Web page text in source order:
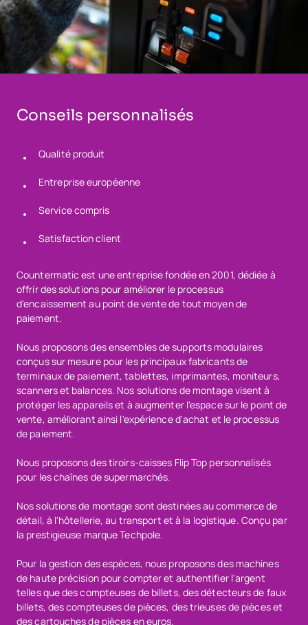
Conseils personnalisés
Qualité produit
Entreprise européenne
Service compris
Satisfaction client
Countermatic est une entreprise fondée en 2001, dédiée à
offrir des solutions pour améliorer le processus
d'encaissement au point de vente de tout moyen de
paiement.
Nous proposons des ensembles de supports modulaires
conçus sur mesure pour les principaux fabricants de
terminaux de paiement, tablettes, imprimantes, moniteurs,
scanners et balances. Nos solutions de montage visent à
protéger les appareils et à augmenter l'espace sur le point de
vente, améliorant ainsi l'expérience d'achat et le processus
de paiement.
Nous proposons des tiroirs-caisses Flip Top personnalisés
pour les chaînes de supermarchés.
Nos solutions de montage sont destinées au commerce de
détail, à l'hôtellerie, au transport et à la logistique. Conçu par
la prestigieuse marque Techpole.
Pour la gestion des espèces, nous proposons des machines
de haute précision pour compter et authentifier l'argent
telles que des compteuses de billets, des détecteurs de faux
billets, des compteuses de pièces, des trieuses de pièces et
des cartouches de pièces en euros.